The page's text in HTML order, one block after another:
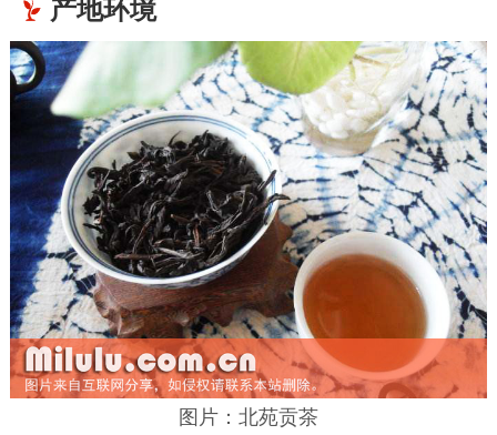
产地环境
图片：北苑贡茶